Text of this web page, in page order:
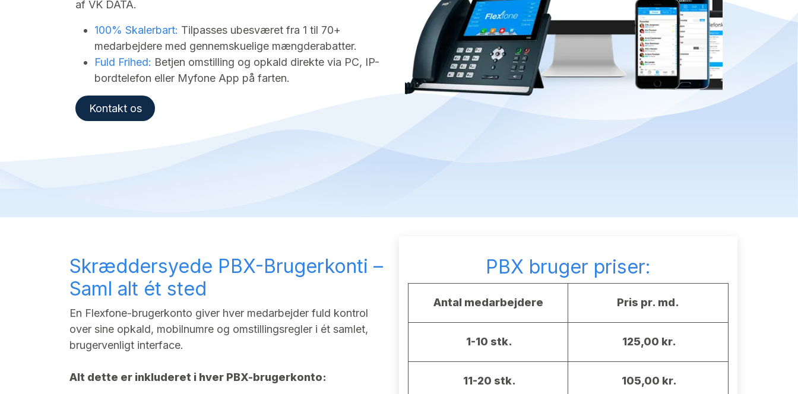
af VK DATA.
100% Skalerbart: Tilpasses ubesværet fra 1 til 70+
medarbejdere med gennemskuelige mængderabatter.
Fuld Frihed: Betjen omstilling og opkald direkte via PC, IP-
bordtelefon eller Myfone App på farten.
Kontakt os​
Skræddersyede PBX-Brugerkonti –
Saml alt ét sted
En Flexfone-brugerkonto giver hver medarbejder fuld kontrol
over sine opkald, mobilnumre og omstillingsregler i ét samlet,
brugervenligt interface.
Alt dette er inkluderet i hver PBX-brugerkonto:
PBX bruger priser:
Antal medarbejdere Pris pr. md.
1-10 stk. 125,00 kr.
11-20 stk. 105,00 kr.